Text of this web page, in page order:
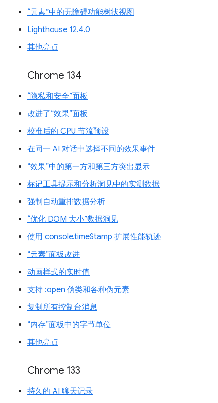
“元素”中的无障碍功能树状视图
Lighthouse 12.4.0
其他亮点
Chrome 134
“隐私和安全”面板
改进了“效果”面板
校准后的 CPU 节流预设
在同一 AI 对话中选择不同的效果事件
“效果”中的第一方和第三方突出显示
标记工具提示和分析洞见中的实测数据
强制自动重排数据分析
“优化 DOM 大小”数据洞见
使用 console.timeStamp 扩展性能轨迹
“元素”面板改进
动画样式的实时值
支持 :open 伪类和各种伪元素
复制所有控制台消息
“内存”面板中的字节单位
其他亮点
Chrome 133
持久的 AI 聊天记录